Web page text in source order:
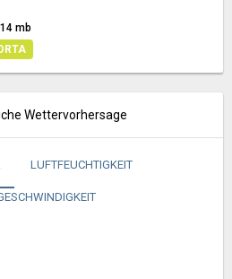
mb
Wettervorhersage
LUFTFEUCHTIGKEIT